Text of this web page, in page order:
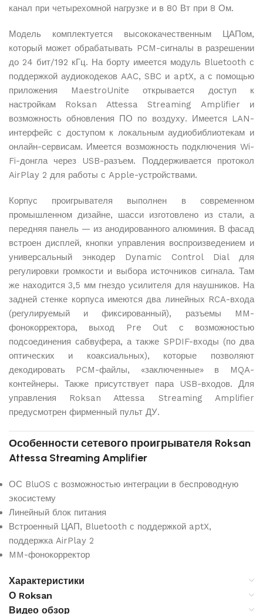
канал при четырехомной нагрузке и в 80 Вт при 8 Ом.
Модель комплектуется высококачественным ЦАПом,
который может обрабатывать PCM-сигналы в разрешении
до 24 бит/192 кГц. На борту имеется модуль Bluetooth с
поддержкой аудиокодеков AAC, SBC и aptX, а с помощью
приложения MaestroUnite открывается доступ к
настройкам Roksan Attessa Streaming Amplifier и
возможность обновления ПО по воздуху. Имеется LAN-
интерфейс с доступом к локальным аудиобиблиотекам и
онлайн-сервисам. Имеется возможность подключения Wi-
Fi-донгла через USB-разъем. Поддерживается протокол
AirPlay 2 для работы с Apple-устройствами.
Корпус проигрывателя выполнен в современном
промышленном дизайне, шасси изготовлено из стали, а
передняя панель — из анодированного алюминия. В фасад
встроен дисплей, кнопки управления воспроизведением и
универсальный энкодер Dynamic Control Dial для
регулировки громкости и выбора источников сигнала. Там
же находится 3,5 мм гнездо усилителя для наушников. На
задней стенке корпуса имеются два линейных RCA-входа
(регулируемый и фиксированный), разъемы MM-
фонокорректора, выход Pre Out с возможностью
подсоединения сабвуфера, а также SPDIF-входы (по два
оптических и коаксиальных), которые позволяют
декодировать PCM-файлы, «заключенные» в MQA-
контейнеры. Также присутствует пара USB-входов. Для
управления Roksan Attessa Streaming Amplifier
предусмотрен фирменный пульт ДУ.
Особенности сетевого проигрывателя Roksan
Attessa Streaming Amplifier
ОС BluOS с возможностью интеграции в беспроводную
экосистему
Линейный блок питания
Встроенный ЦАП, Bluetooth с поддержкой aptX,
поддержка AirPlay 2
MM-фонокорректор
Характеристики
О Roksan
Видео обзор